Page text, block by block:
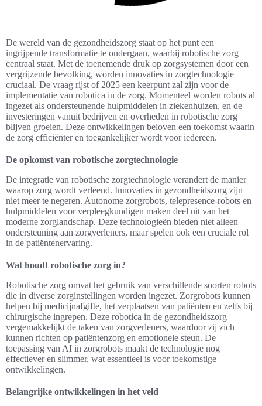
De wereld van de gezondheidszorg staat op het punt een
ingrijpende transformatie te ondergaan, waarbij robotische zorg
centraal staat. Met de toenemende druk op zorgsystemen door een
vergrijzende bevolking, worden innovaties in zorgtechnologie
cruciaal. De vraag rijst of 2025 een keerpunt zal zijn voor de
implementatie van robotica in de zorg. Momenteel worden robots al
ingezet als ondersteunende hulpmiddelen in ziekenhuizen, en de
investeringen vanuit bedrijven en overheden in robotische zorg
blijven groeien. Deze ontwikkelingen beloven een toekomst waarin
de zorg efficiënter en toegankelijker wordt voor iedereen.
De opkomst van robotische zorgtechnologie
De integratie van robotische zorgtechnologie verandert de manier
waarop zorg wordt verleend. Innovaties in gezondheidszorg zijn
niet meer te negeren. Autonome zorgrobots, telepresence-robots en
hulpmiddelen voor verpleegkundigen maken deel uit van het
moderne zorglandschap. Deze technologieën bieden niet alleen
ondersteuning aan zorgverleners, maar spelen ook een cruciale rol
in de patiëntenervaring.
Wat houdt robotische zorg in?
Robotische zorg omvat het gebruik van verschillende soorten robots
die in diverse zorginstellingen worden ingezet. Zorgrobots kunnen
helpen bij medicijnafgifte, het verplaatsen van patiënten en zelfs bij
chirurgische ingrepen. Deze robotica in de gezondheidszorg
vergemakkelijkt de taken van zorgverleners, waardoor zij zich
kunnen richten op patiëntenzorg en emotionele steun. De
toepassing van AI in zorgrobots maakt de technologie nog
effectiever en slimmer, wat essentieel is voor toekomstige
ontwikkelingen.
Belangrijke ontwikkelingen in het veld